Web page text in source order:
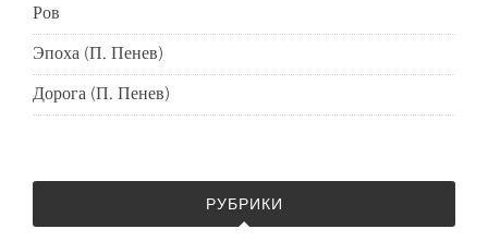
Ров
Эпоха (П. Пенев)
Дорога (П. Пенев)
РУБРИКИ